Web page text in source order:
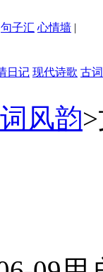
句子汇 心情墙 |
日记 现代诗歌 古
风韵>